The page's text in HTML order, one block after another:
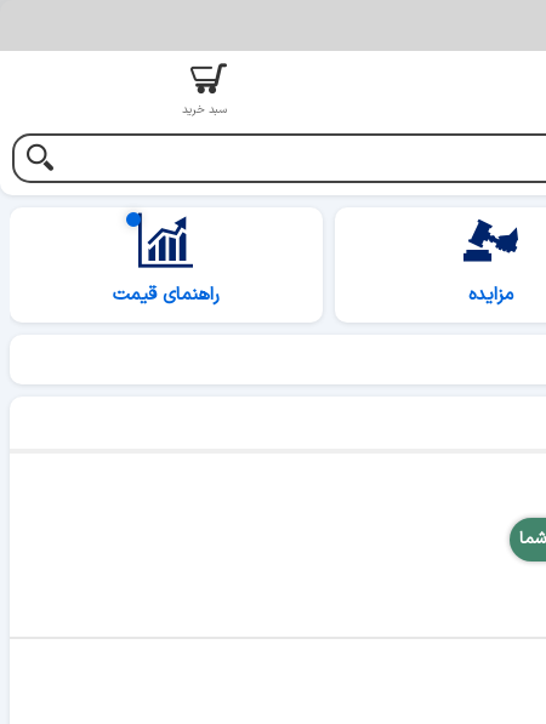
سبد خرید
مزایده راهنمای قیمت